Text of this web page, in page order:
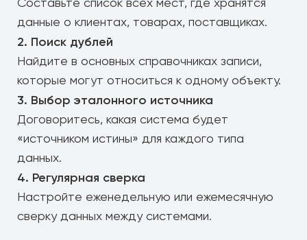
Составьте список всех мест, где хранятся
данные о клиентах, товарах, поставщиках.
2. Поиск дублей
Найдите в основных справочниках записи,
которые могут относиться к одному объекту.
3. Выбор эталонного источника
Договоритесь, какая система будет
«источником истины» для каждого типа
данных.
4. Регулярная сверка
Настройте еженедельную или ежемесячную
сверку данных между системами.